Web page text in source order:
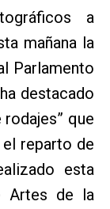
a
mañana la
Parlamento
destacado
que
reparto de
esta
Artes de la